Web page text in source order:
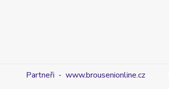
Partneři - www.brousenionline.cz